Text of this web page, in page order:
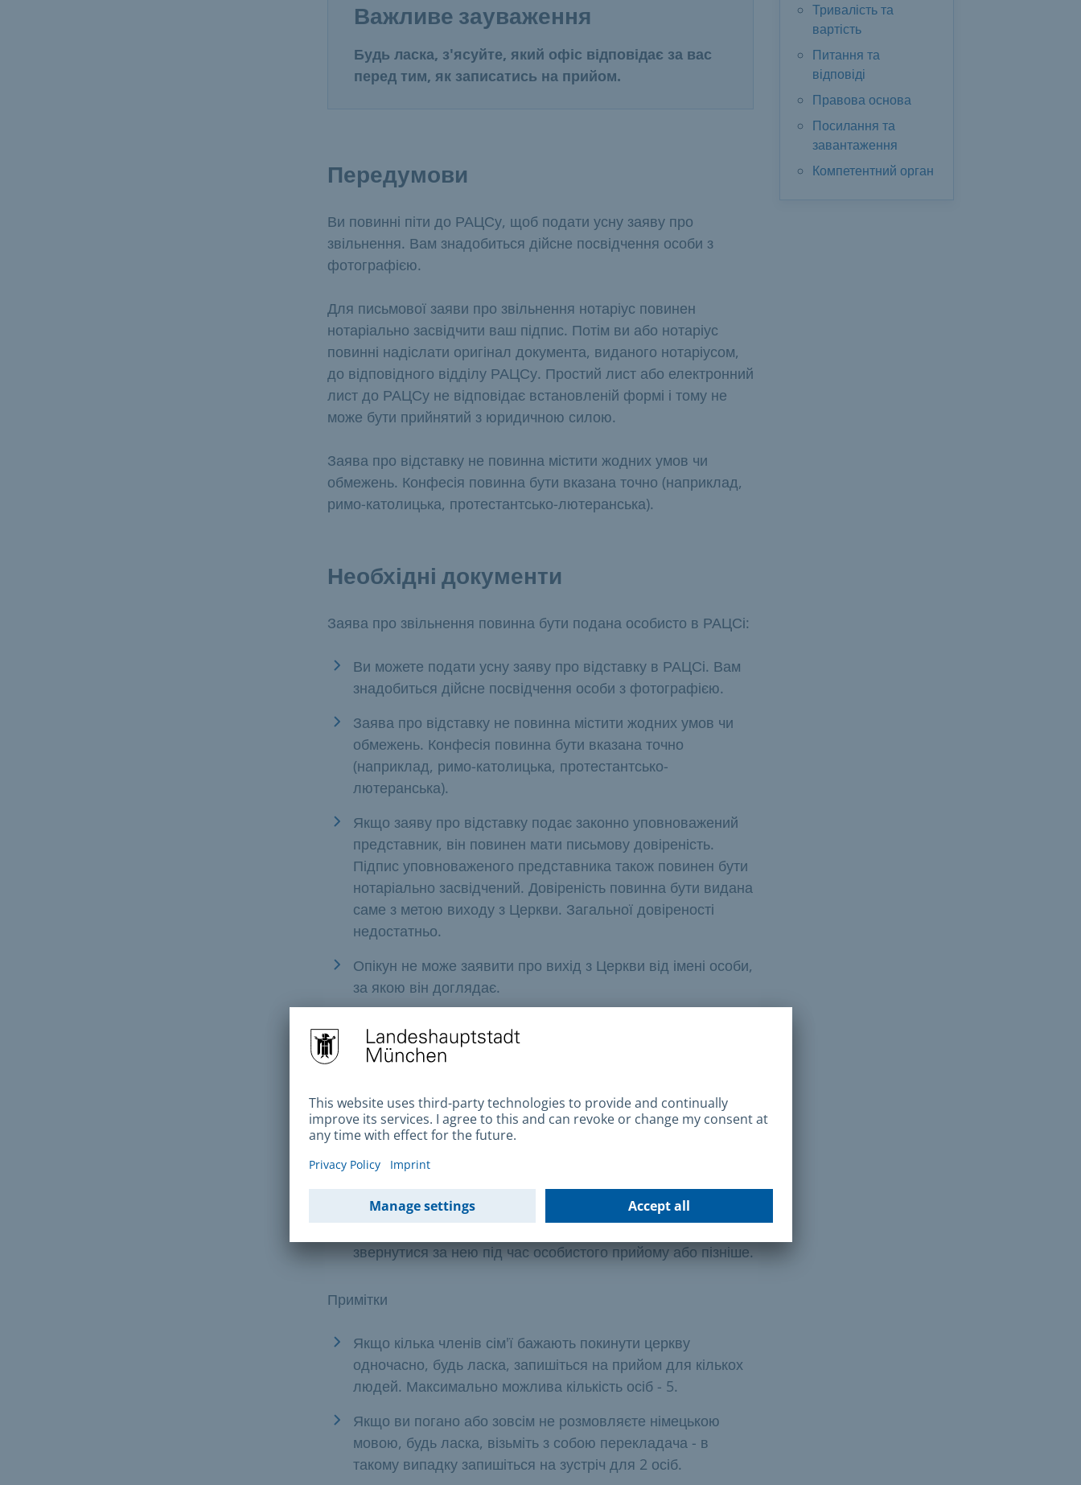
Тривалість та
вартість
Питання та
відповіді
Правова основа
Посилання та
завантаження
Компетентний орган
Важливе зауваження
Будь ласка, з'ясуйте, який офіс відповідає за вас
перед тим, як записатись на прийом.
Передумови
Ви повинні піти до РАЦСу, щоб подати усну заяву про
звільнення. Вам знадобиться дійсне посвідчення особи з
фотографією.
Для письмової заяви про звільнення нотаріус повинен
нотаріально засвідчити ваш підпис. Потім ви або нотаріус
повинні надіслати оригінал документа, виданого нотаріусом,
до відповідного відділу РАЦСу. Простий лист або електронний
лист до РАЦСу не відповідає встановленій формі і тому не
може бути прийнятий з юридичною силою.
Заява про відставку не повинна містити жодних умов чи
обмежень. Конфесія повинна бути вказана точно (наприклад,
римо-католицька, протестантсько-лютеранська).
Необхідні документи
Заява про звільнення повинна бути подана особисто в РАЦСі:
Ви можете подати усну заяву про відставку в РАЦСі. Вам
знадобиться дійсне посвідчення особи з фотографією.
Заява про відставку не повинна містити жодних умов чи
обмежень. Конфесія повинна бути вказана точно
(наприклад, римо-католицька, протестантсько-
лютеранська).
Якщо заяву про відставку подає законно уповноважений
представник, він повинен мати письмову довіреність.
Підпис уповноваженого представника також повинен бути
нотаріально засвідчений. Довіреність повинна бути видана
саме з метою виходу з Церкви. Загальної довіреності
недостатньо.
Опікун не може заявити про вихід з Церкви від імені особи,
за якою він доглядає.
подають батьки, які здійснюють опіку, разом або той з них,
хто має одноосібну опіку над дитиною. Якщо ви маєте
доказ цього. Діти віком від 12 років повинні заявити про
свій вихід з Церкви разом зі своїми опікунами або
Однак, довіреність повинна бути видана саме з метою
виходу з церкви і повинна бути нотаріально завірена.
звернутися за нею під час особистого прийому або пізніше.
Примітки
Якщо кілька членів сім'ї бажають покинути церкву
одночасно, будь ласка, запишіться на прийом для кількох
людей. Максимально можлива кількість осіб - 5.
Якщо ви погано або зовсім не розмовляєте німецькою
мовою, будь ласка, візьміть з собою перекладача - в
такому випадку запишіться на зустріч для 2 осіб.